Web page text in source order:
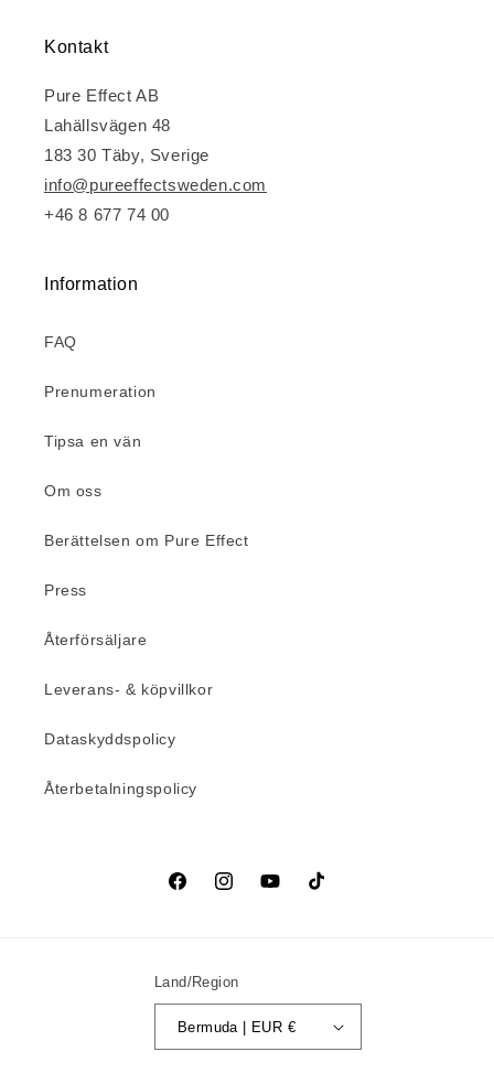
Kontakt
Pure Effect AB
Lahällsvägen 48
183 30 Täby, Sverige
info@pureeffectsweden.com
+46 8 677 74 00
Information
FAQ
Prenumeration
Tipsa en vän
Om oss
Berättelsen om Pure Effect
Press
Återförsäljare
Leverans- & köpvillkor
Dataskyddspolicy
Återbetalningspolicy
FacebookInstagramYouTubeTikTok
Land/Region
Bermuda | EUR €